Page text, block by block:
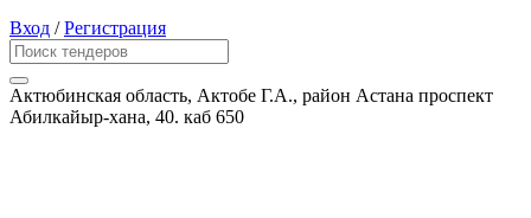
Вход /Регистрация
Актюбинская область, Актобе Г.А., район Астана проспект
Абилкайыр-хана, 40. каб 650